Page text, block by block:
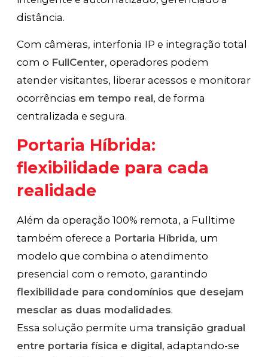
distância.
Com câmeras, interfonia IP e integração total
com o FullCenter, operadores podem
atender visitantes, liberar acessos e monitorar
ocorrências em tempo real, de forma
centralizada e segura.
Portaria Híbrida:
flexibilidade para cada
realidade
Além da operação 100% remota, a Fulltime
também oferece a Portaria Híbrida, um
modelo que combina o atendimento
presencial com o remoto, garantindo
flexibilidade para condomínios que desejam
mesclar as duas modalidades.
Essa solução permite umatransição gradual
entre portaria física e digital, adaptando-se